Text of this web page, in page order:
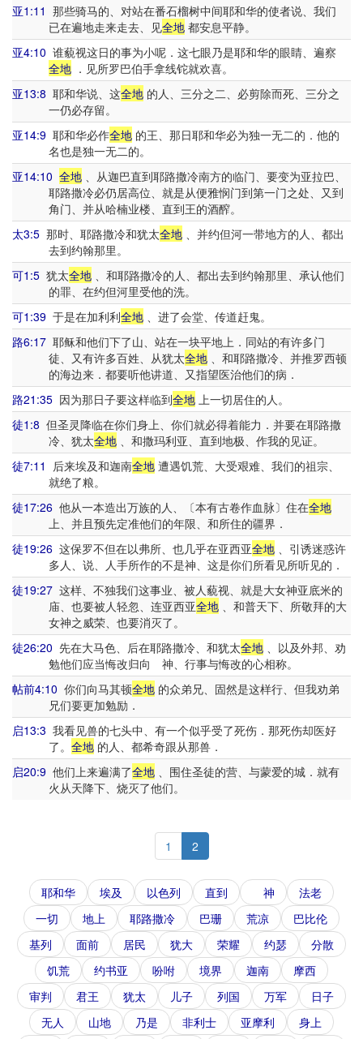
亚1:11 那些骑马的、对站在番石榴树中间耶和华的使者说、我们
已在遍地走来走去、见全地都安息平静。
亚4:10 谁藐视这日的事为小呢．这七眼乃是耶和华的眼睛、遍察
全地．见所罗巴伯手拿线铊就欢喜。
亚13:8 耶和华说、这全地 的人、三分之二、必剪除而死、三分之
一仍必存留。
亚14:9 耶和华必作全地 的王、那日耶和华必为独一无二的．他的
名也是独一无二的。
亚14:10 全地 、从迦巴直到耶路撒冷南方的临门、要变为亚拉巴、
耶路撒冷必仍居高位、就是从便雅悯门到第一门之处、又到
角门、并从哈楠业楼、直到王的酒醡。
太3:5 那时、耶路撒冷和犹太全地 、并约但河一带地方的人、都出
去到约翰那里。
可1:5 犹太全地 、和耶路撒冷的人、都出去到约翰那里、承认他们
的罪、在约但河里受他的洗。
可1:39 于是在加利利全地 、进了会堂、传道赶鬼。
路6:17 耶稣和他们下了山、站在一块平地上．同站的有许多门
徒、又有许多百姓、从犹太全地、和耶路撒冷、并推罗西顿
的海边来．都要听他讲道、又指望医治他们的病．
路21:35 因为那日子要这样临到全地 上一切居住的人。
徒1:8 但圣灵降临在你们身上、你们就必得着能力．并要在耶路撒
冷、犹太全地、和撒玛利亚、直到地极、作我的见证。
徒7:11 后来埃及和迦南全地 遭遇饥荒、大受艰难、我们的祖宗、
就绝了粮。
徒17:26 他从一本造出万族的人、〔本有古卷作血脉〕住在全地
上、并且预先定准他们的年限、和所住的疆界．
徒19:26 这保罗不但在以弗所、也几乎在亚西亚全地 、引诱迷惑许
多人、说、人手所作的不是神、这是你们所看见所听见的．
徒19:27 这样、不独我们这事业、被人藐视、就是大女神亚底米的
庙、也要被人轻忽、连亚西亚全地、和普天下、所敬拜的大
女神之威荣、也要消灭了。
徒26:20 先在大马色、后在耶路撒冷、和犹太全地 、以及外邦、劝
勉他们应当悔改归向 神、行事与悔改的心相称。
帖前4:10 你们向马其顿全地 的众弟兄、固然是这样行、但我劝弟
兄们要更加勉励．
启13:3 我看见兽的七头中、有一个似乎受了死伤．那死伤却医好
了。 全地的人、都希奇跟从那兽．
启20:9 他们上来遍满了全地 、围住圣徒的营、与蒙爱的城．就有
火从天降下、烧灭了他们。
1 2
耶和华 埃及 以色列 直到 神
法老
一切
地上 耶路撒冷 巴珊 荒凉
巴比伦
基列
面前 居民 犹大 荣耀 约瑟
分散
饥荒
约书亚 吩咐 境界 迦南
摩西
审判
君王 犹太 儿子 列国 万军
日子
无人
山地 乃是 非利士 亚摩利 身上